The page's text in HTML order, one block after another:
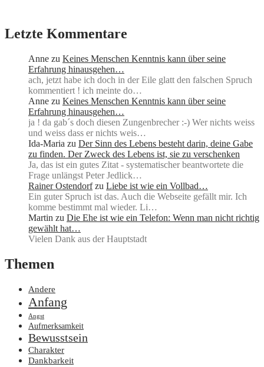
Letzte Kommentare
Anne zu Keines Menschen Kenntnis kann über seine
Erfahrung hinausgehen…
ach, jetzt habe ich doch in der Eile glatt den falschen Spruch
kommentiert ! ich meinte do…
Anne zu Keines Menschen Kenntnis kann über seine
Erfahrung hinausgehen…
ja ! da gab´s doch diesen Zungenbrecher :-) Wer nichts weiss
und weiss dass er nichts weis…
Ida-Maria zu Der Sinn des Lebens besteht darin, deine Gabe
zu finden. Der Zweck des Lebens ist, sie zu verschenken
Ja, das ist ein gutes Zitat - systematischer beantwortete die
Frage unlängst Peter Jedlick…
Rainer Ostendorf zu Liebe ist wie ein Vollbad…
Ein guter Spruch ist das. Auch die Webseite gefällt mir. Ich
komme bestimmt mal wieder. Li…
Martin zu Die Ehe ist wie ein Telefon: Wenn man nicht richtig
gewählt hat…
Vielen Dank aus der Hauptstadt
Themen
Andere
Anfang
Angst
Aufmerksamkeit
Bewusstsein
Charakter
Dankbarkeit